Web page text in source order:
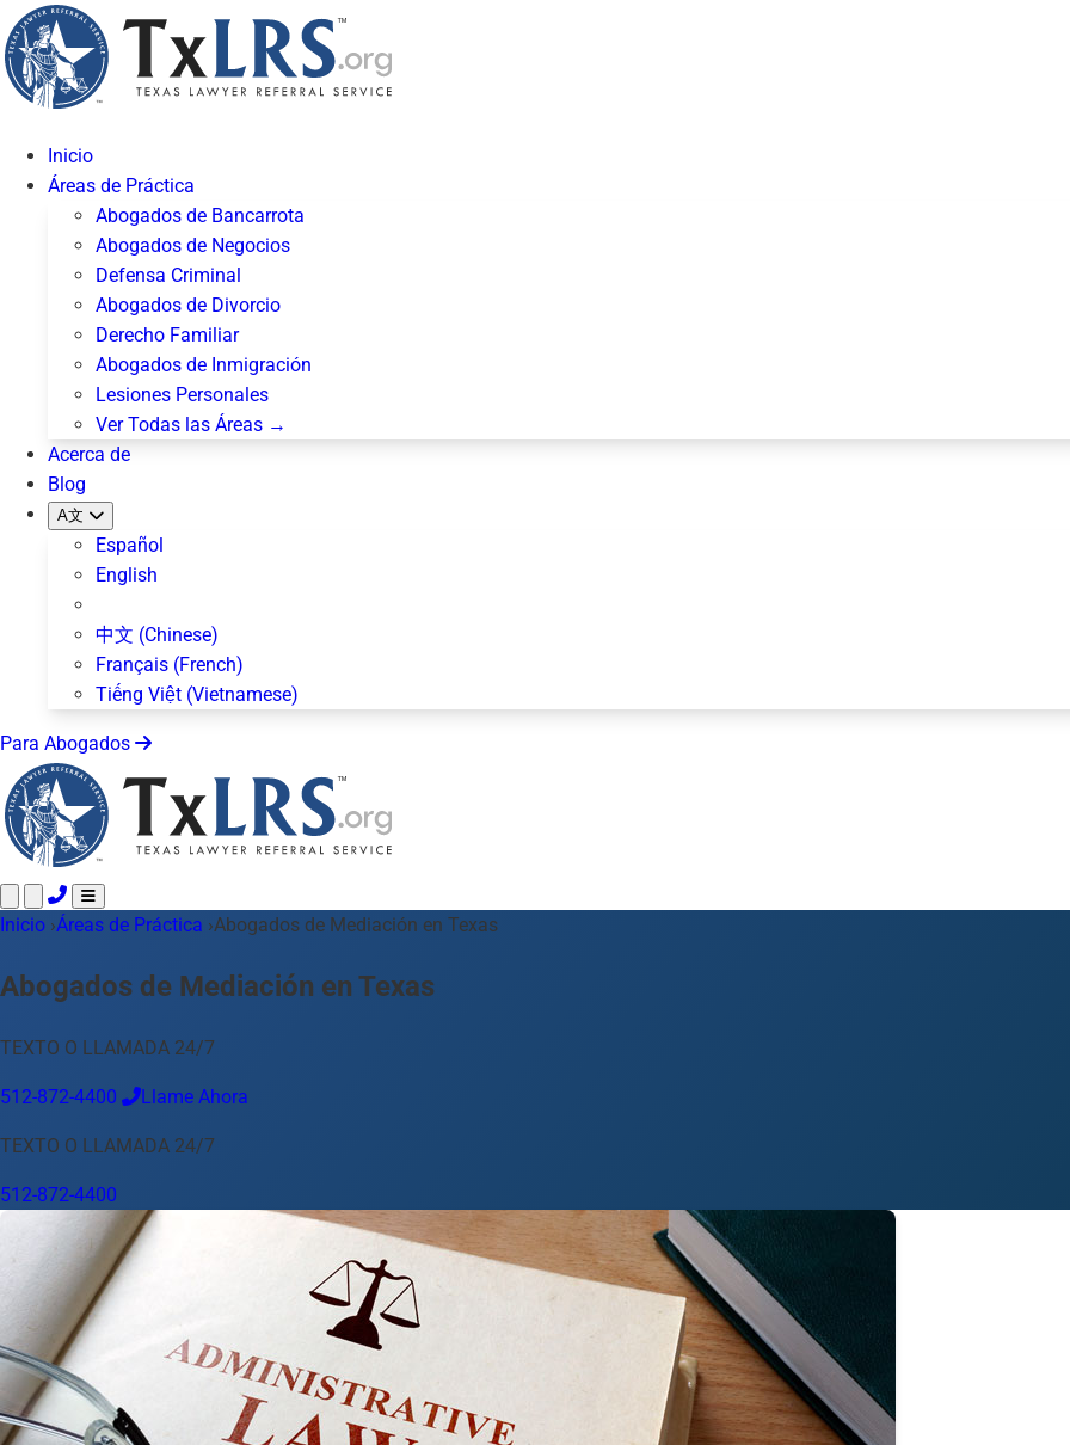
Inicio
Áreas de Práctica
Abogados de Bancarrota
Abogados de Negocios
Defensa Criminal
Abogados de Divorcio
Derecho Familiar
Abogados de Inmigración
Lesiones Personales
Ver Todas las Áreas →
Acerca de
Blog
A文
Español
English
中文 (Chinese)
Français (French)
Tiếng Việt (Vietnamese)
Para Abogados
Llame 24/7 · 512-872-4400 Envíe un Texto
Áreas de PrácticaMás de 50 temas
Acerca de Nosotros
Français
Su Ubicación
Austin 512-872-4400
Cambiar ubicación
Abilene
Amarillo Austin Corpus Christi Fort Worth Houston Laredo
Inicio ›Áreas de Práctica ›Abogados de Mediación en Texas
Abogados de Mediación en Texas
TEXTO O LLAMADA 24/7
512-872-4400 Llame Ahora
TEXTO O LLAMADA 24/7
512-872-4400